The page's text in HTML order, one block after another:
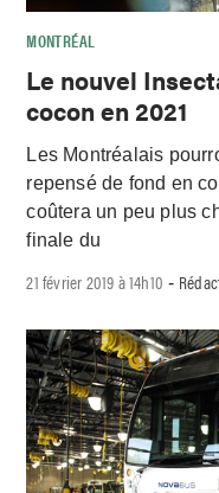
MONTRÉAL
Le nouvel
cocon en 2021
Les Montréalais
repensé de fond en
coûtera un peu plus
finale du
21 février 2019 à 14h10 -